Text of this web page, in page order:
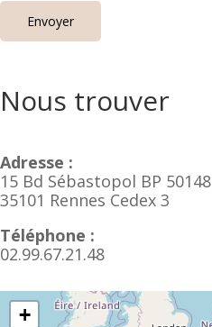
Nous trouver
Adresse :
15 Bd Sébastopol BP 50148
35101 Rennes Cedex 3
Téléphone :
02.99.67.21.48
+